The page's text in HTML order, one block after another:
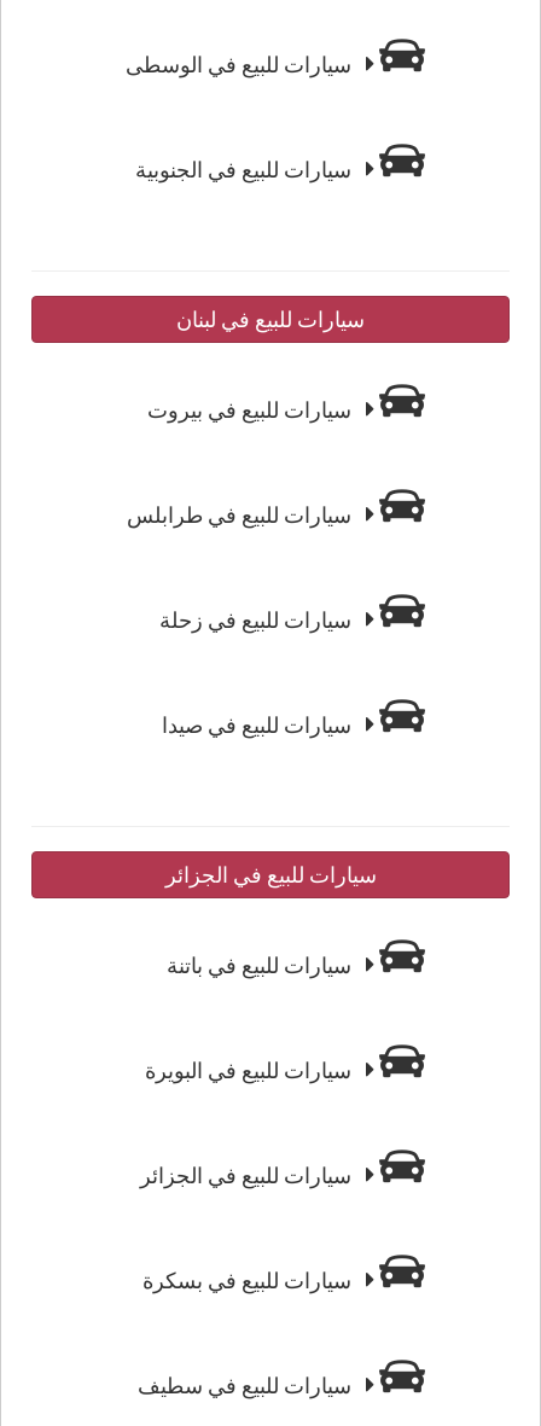
سيارات للبيع في الوسطى
سيارات للبيع في الجنوبية
سيارات للبيع في لبنان
سيارات للبيع في بيروت
سيارات للبيع في طرابلس
سيارات للبيع في زحلة
سيارات للبيع في صيدا
سيارات للبيع في الجزائر
سيارات للبيع في باتنة
سيارات للبيع في البويرة
سيارات للبيع في الجزائر
سيارات للبيع في بسكرة
سيارات للبيع في سطيف